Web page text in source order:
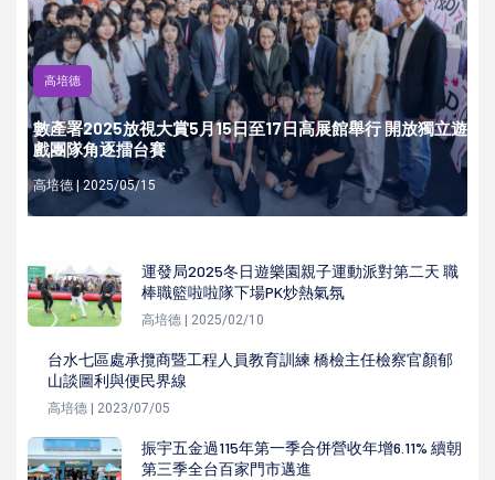
高培德
數產署2025放視大賞5月15日至17日高展館舉行 開放獨立遊
戲團隊角逐擂台賽
高培德 | 2025/05/15
運發局2025冬日遊樂園親子運動派對第二天 職
棒職籃啦啦隊下場PK炒熱氣氛
高培德 | 2025/02/10
台水七區處承攬商暨工程人員教育訓練 橋檢主任檢察官顏郁
山談圖利與便民界線
高培德 | 2023/07/05
振宇五金過115年第一季合併營收年增6.11% 續朝
第三季全台百家門市邁進